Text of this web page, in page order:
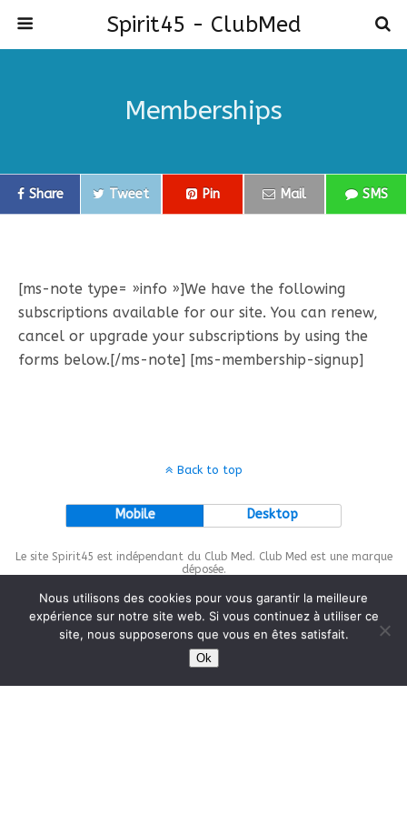
Spirit45 - ClubMed
Memberships
Share Tweet Pin Mail SMS
[ms-note type= »info »]We have the following
subscriptions available for our site. You can renew,
cancel or upgrade your subscriptions by using the
forms below.[/ms-note] [ms-membership-signup]
Back to top
Mobile Desktop
Le site Spirit45 est indépendant du Club Med. Club Med est une marque
déposée.
This site is protected bywp-copyrightpro.com
Nous utilisons des cookies pour vous garantir la meilleure
expérience sur notre site web. Si vous continuez à utiliser ce
site, nous supposerons que vous en êtes satisfait.
Ok